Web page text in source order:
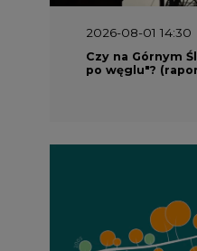
2026-08-01 14:30
Czy na Górnym
po węglu"?